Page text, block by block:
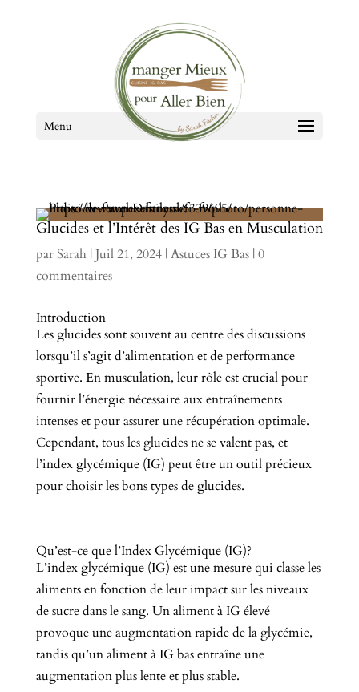
Menu
Glucides et l’Intérêt des IG Bas en Musculation
parSarah | Juil 21, 2024| Astuces IG Bas| 0
commentaires
Introduction
Les glucides sont souvent au centre des discussions
lorsqu’il s’agit d’alimentation et de performance
sportive. En musculation, leur rôle est crucial pour
fournir l’énergie nécessaire aux entraînements
intenses et pour assurer une récupération optimale.
Cependant, tous les glucides ne se valent pas, et
l’index glycémique (IG) peut être un outil précieux
pour choisir les bons types de glucides.
Qu’est-ce que l’Index Glycémique (IG)?
L’index glycémique (IG) est une mesure qui classe les
aliments en fonction de leur impact sur les niveaux
de sucre dans le sang. Un aliment à IG élevé
provoque une augmentation rapide de la glycémie,
tandis qu’un aliment à IG bas entraîne une
augmentation plus lente et plus stable.